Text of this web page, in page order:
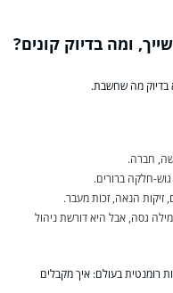
בדיוק מה שחשבת.
חברה.
חלקה ברורים.
זיקות הנאה, זכות מעבר.
גסה, אבל היא דורשת ניהול
בעולם: איך מקבלים